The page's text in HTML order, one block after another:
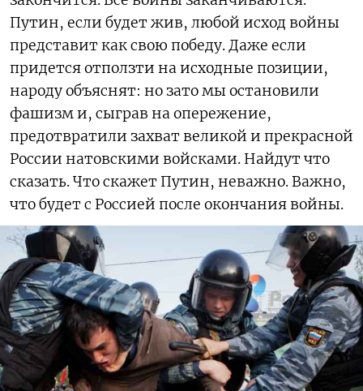
Путин, если будет жив, любой исход войны
представит как свою победу. Даже если
придется отползти на исходные позиции,
народу объяснят: но зато мы остановили
фашизм и, сыграв на опережение,
предотвратили захват великой и прекрасной
России натовскими войсками. Найдут что
сказать. Что скажет Путин, неважно. Важно,
что будет с Россией после окончания войны.